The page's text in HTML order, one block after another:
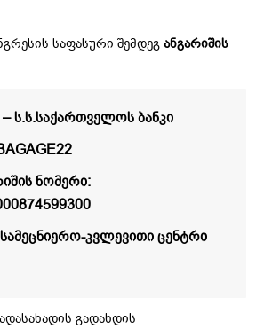
საფასური შემდეგ ანგარიშის
– ს.ს.საქართველოს ბანკი
ნომერი:
კვლევითი ცენტრი
გადახდის